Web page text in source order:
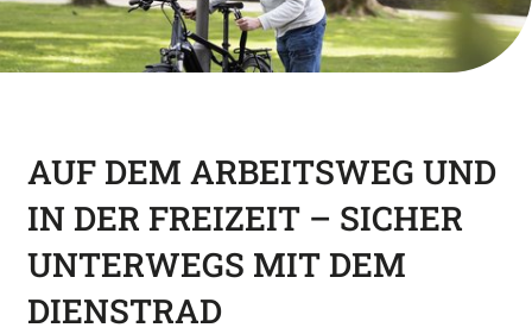
Partner
für
Dienstrad-
für
Selbstständige.
Wir
organisieren
Ihr
Rundum-
AUF DEM ARBEITSWEG UND
IN DER FREIZEIT – SICHER
UNTERWEGS MIT DEM
DIENSTRAD